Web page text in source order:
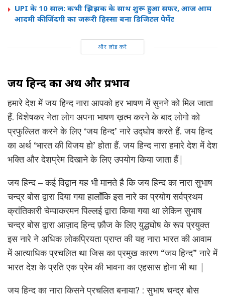
UPI के 10 साल: कभी झिझक के साथ शुरू हुआ सफर, आज आम
आदमी की जिंदगी का जरूरी हिस्सा बना डिजिटल पेमेंट
और लोड करें
जय हिन्द का अर्थ और प्रभाव
हमारे देश में जय हिन्द नारा आपको हर भाषण में सुनने को मिल जाता
हैं. विशेषकर नेता लोग अपना भाषण ख़त्म करने के बाद लोगो को
प्रफुल्लित करने के लिए ‘जय हिन्द’ नारे उद्घोष करते हैं. जय हिन्द
का अर्थ ‘भारत की विजय हो’ होता हैं. जय हिन्द नारा हमारे देश में देश
भक्ति और देशप्रेम दिखाने के लिए उपयोग किया जाता हैं|
जय हिन्द – कई विद्वान यह भी मानते है कि जय हिन्द का नारा सुभाष
चन्द्र बोस द्वारा दिया गया हालाँकि इस नारे का प्रयोग सर्वप्रथम
क्रांतिकारी चेम्पाकरमन पिल्लई द्वारा किया गया था लेकिन सुभाष
चन्द्र बोस द्वारा आज़ाद हिन्द फ़ौज के लिए युद्धघोष के रूप प्रयुक्त
इस नारे ने अधिक लोकप्रियता प्राप्त की यह नारा भारत की आवाम
में आत्याधिक प्रचलित था जिस का प्रमुख कारण “जय हिन्द” नारे में
भारत देश के प्रति एक प्रेम की भावना का एहसास होना भी था |
जय हिन्द का नारा किसने प्रचलित बनाया? : सुभाष चन्द्र बोस